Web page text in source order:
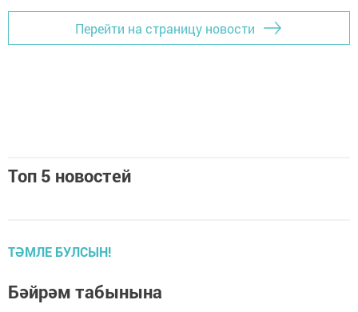
Перейти на страницу новости
Топ 5 новостей
ТӘМЛЕ БУЛСЫН!
Бәйрәм табынына